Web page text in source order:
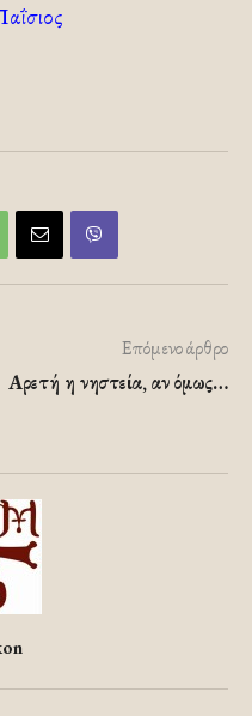
Επόμενο άρθρο
Αρετή η νηστεία, αν όμως…